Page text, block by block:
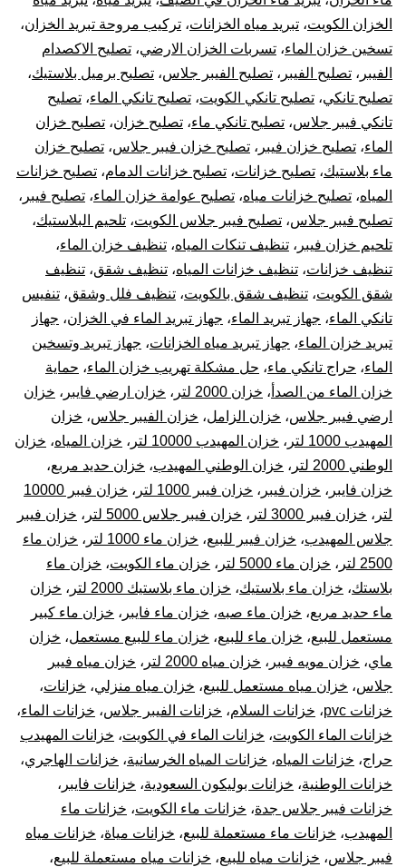
الخزان الكويت، تبريد مياه الخزانات، تركيب مروحة تبريد الخزان،
تسخين خزان الماء، تسربات الخزان الارضي، تصليح الاكصدام
الفيبر ، تصليح الفيبر ، تصليح الفيبر جلاس، تصليح برميل بلاستيك،
تصليح تانكي، تصليح تانكي الكويت، تصليح تانكي الماء، تصليح
تانكي فيبر جلاس، تصليح تانكي ماء، تصليح خزان، تصليح خزان
الماء، تصليح خزان فيبر ، تصليح خزان فيبر جلاس، تصليح خزان
ماء بلاستيك، تصليح خزانات، تصليح خزانات الدمام، تصليح خزانات
المياه، تصليح خزانات مياه، تصليح عوامة خزان الماء، تصليح فيبر ،
تصليح فيبر جلاس، تصليح فيبر جلاس الكويت، تلحيم البلاستيك،
تلحيم خزان فيبر ، تنظيف تنكات المياه، تنظيف خزان الماء،
تنظيف خزانات، تنظيف خزانات المياه، تنظيف شقق، تنظيف
شقق الكويت، تنظيف شقق بالكويت، تنظيف فلل وشقق، تنفيس
تانكي الماء، جهاز تبريد الماء، جهاز تبريد الماء في الخزان، جهاز
تبريد خزان الماء، جهاز تبريد مياه الخزانات، جهاز تبريد وتسخين
الماء، حراج تانكي ماء، حل مشكلة تهريب خزان الماء، حماية
خزان الماء من الصدأ ، خزان 2000 لتر ، خزان ارضي فايبر ، خزان
ارضي فيبر جلاس، خزان الزامل، خزان الفيبر جلاس، خزان
المهيدب 1000 لتر
، خزان المهيدب 10000 لتر ، خزان المياه، خزان
الوطني 2000 لتر
، خزان الوطني المهيدب، خزان حديد مربع،
خزان فايبر ، خزان فيبر ، خزان فيبر 1000 لتر ،
خزان فيبر 10000
لتر ، خزان فيبر 3000 لتر ، خزان فيبر جلاس 5000 لتر ، خزان فيبر
جلاس المهيدب، خزان فيبر للبيع، خزان ماء 1000 لتر ، خزان ماء
2500 لتر
، خزان ماء 5000 لتر ، خزان ماء الكويت، خزان ماء
بلاستك، خزان ماء بلاستيك، خزان ماء بلاستيك 2000 لتر ، خزان
ماء حديد مربع، خزان ماء صبه، خزان ماء فايبر ، خزان ماء كبير
مستعمل للبيع، خزان ماء للبيع، خزان ماء للبيع مستعمل، خزان
ماي، خزان مويه فيبر ، خزان مياه 2000 لتر ، خزان مياه فيبر
جلاس، خزان مياه مستعمل للبيع، خزان مياه منزلي، خزانات،
خزانات pvc
، خزانات السلام، خزانات الفيبر جلاس، خزانات الماء،
خزانات الماء الكويت، خزانات الماء في الكويت، خزانات المهيدب
حراج، خزانات المياه، خزانات المياه الخرسانية، خزانات الهاجري،
خزانات الوطنية، خزانات بوليكون السعودية، خزانات فايبر ،
خزانات فيبر جلاس جدة، خزانات ماء الكويت، خزانات ماء
المهيدب، خزانات ماء مستعملة للبيع، خزانات مياة، خزانات مياه
فيبر جلاس، خزانات مياه للبيع، خزانات مياه مستعملة للبيع،